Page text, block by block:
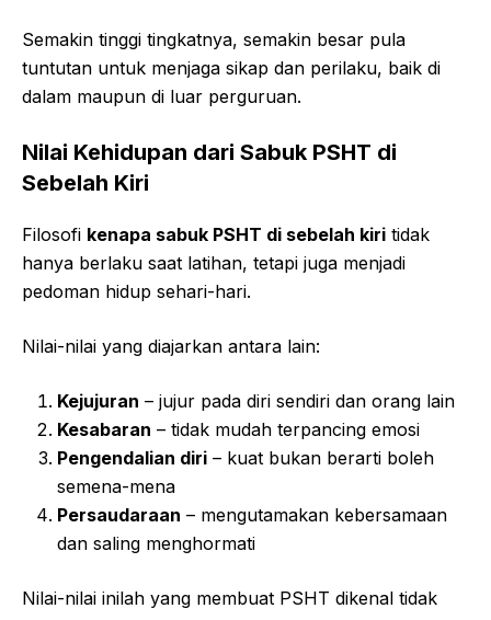
Semakin tinggi tingkatnya, semakin besar pula
tuntutan untuk menjaga sikap dan perilaku, baik di
dalam maupun di luar perguruan.
Nilai Kehidupan dari Sabuk PSHT di
Sebelah Kiri
Filosofi kenapa sabuk PSHT di sebelah kiri tidak
hanya berlaku saat latihan, tetapi juga menjadi
pedoman hidup sehari-hari.
Nilai-nilai yang diajarkan antara lain:
Kejujuran – jujur pada diri sendiri dan orang lain
Kesabaran – tidak mudah terpancing emosi
Pengendalian diri – kuat bukan berarti boleh
semena-mena
Persaudaraan – mengutamakan kebersamaan
dan saling menghormati
Nilai-nilai inilah yang membuat PSHT dikenal tidak